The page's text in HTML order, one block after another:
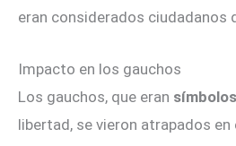
eran considerados ciudadanos
Impacto en los gauchos
Los gauchos, que eran símbolos
libertad, se vieron atrapados